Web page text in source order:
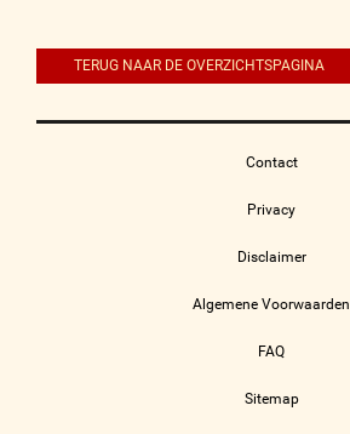
TERUG NAAR DE OVERZICHTSPAGINA
Contact
Privacy
Disclaimer
Algemene Voorwaarden
FAQ
Sitemap